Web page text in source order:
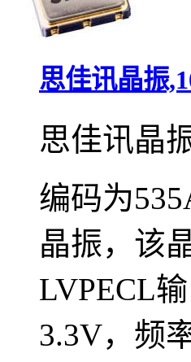
思佳讯晶振
思佳讯晶
编码为
晶振，该
LVPECL
3.3V，频